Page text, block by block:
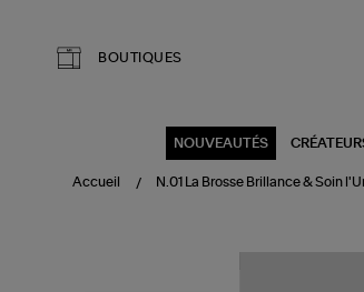
BOUTIQUES
NOUVEAUTÉS
Accueil N.01 La Brosse Brillance & Soin